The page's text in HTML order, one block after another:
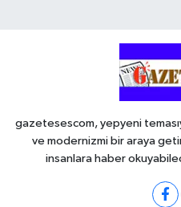
gazetesescom, yepyeni
ve modernizmi bir araya
insanlara haber